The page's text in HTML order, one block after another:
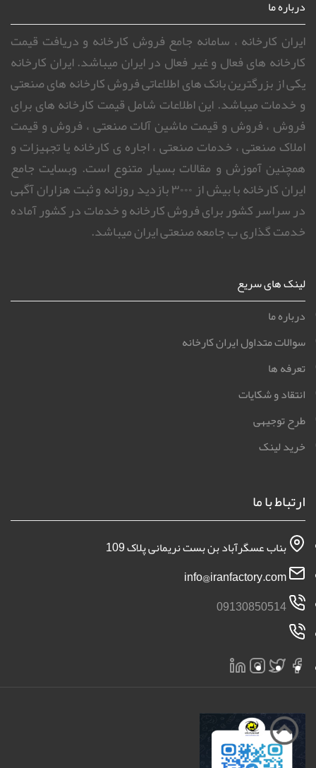
درباره ما
ایران کارخانه ، سامانه جامع فروش کارخانه و دریافت قیمت
کارخانه های فعال و غیر فعال در ایران میباشد. ایران کارخانه
یکی از بزرگترین بانک های اطلاعاتی فروش کارخانه های صنعتی
و خدمات میباشد. این اطلاعات شامل قیمت کارخانه های برای
فروش ، فروش و قیمت ماشین آلات صنعتی ، فروش و قیمت
املاک صنعتی ، خدمات صنعتی ، اجاره ی کارخانه یا تجهیزات و
همچنین آموزش و مقالات بسیار متنوع است. وبسایت جامع
ایران کارخانه با بیش از ۳۰۰۰ بازدید روزانه و ثبت هزاران آگهی
در سراسر کشور برای فروش کارخانه و خدمات در کشور آماده
خدمت گذاری ب جامعه صنعتی ایران میباشد.
لینک های سریع
درباره ما
سوالات متداول ایران کارخانه
تعرفه ها
انتقاد و شکایات
طرح توجیهی
خرید لینک
ارتباط با ما
بناب عسگرآباد بن بست نریمانی پلاک 109
09130850514